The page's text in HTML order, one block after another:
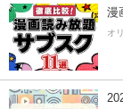
漫
オ